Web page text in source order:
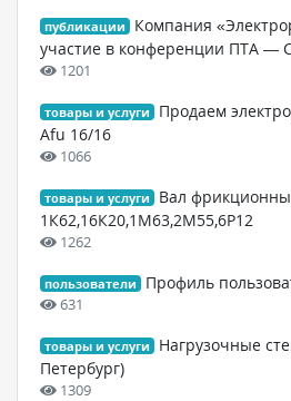
публикации
Компания
участие в конференции ПТА —
1201
товары и услуги
Продаем
Afu 16/16
1066
товары и услуги
Вал
1К62,16К20,1М63,2М55,6Р12
1262
пользователи Профиль
631
товары и услуги
Нагрузочные
Петербург)
1309